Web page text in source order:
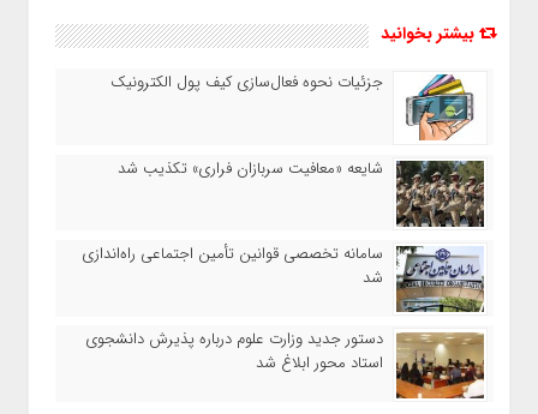
بیشتر بخوانید
جزئیات نحوه فعال‌سازی کیف پول الکترونیک
شایعه «معافیت سربازان فراری» تکذیب شد
سامانه تخصصی قوانین تأمین اجتماعی راه‌اندازی
شد
دستور جدید وزارت علوم درباره پذیرش دانشجوی
استاد محور ابلاغ شد